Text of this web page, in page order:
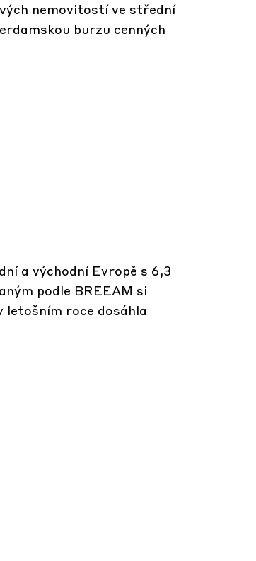
nemovitostí ve střední
burzu cenných
a východní Evropě s 6,3
podle BREEAM si
letošním roce dosáhla